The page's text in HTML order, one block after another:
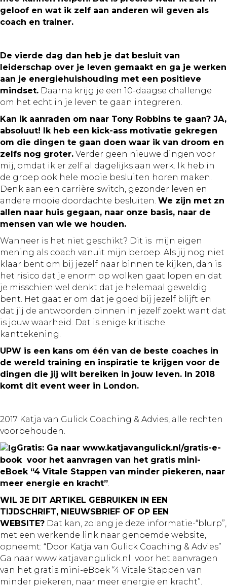
geloof en wat ik zelf aan anderen wil geven als
coach en trainer.
De vierde dag dan heb je dat besluit van
leiderschap over je leven gemaakt en ga je werken
aan je energiehuishouding met een positieve
mindset. Daarna krijg je een 10-daagse challenge
om het echt in je leven te gaan integreren.
Kan ik aanraden om naar Tony Robbins te gaan? JA,
absoluut! Ik heb een kick-ass motivatie gekregen
om die dingen te gaan doen waar ik van droom en
zelfs nog groter. Verder geen nieuwe dingen voor
mij, omdat ik er zelf al dagelijks aan werk. Ik heb in
de groep ook hele mooie besluiten horen maken.
Denk aan een carrière switch, gezonder leven en
andere mooie doordachte besluiten. We zijn met zn
allen naar huis gegaan, naar onze basis, naar de
mensen van wie we houden.
Wanneer is het niet geschikt? Dit is mijn eigen
mening als coach vanuit mijn beroep. Als jij nog niet
klaar bent om bij jezelf naar binnen te kijken, dan is
het risico dat je enorm op wolken gaat lopen en dat
je misschien wel denkt dat je helemaal geweldig
bent. Het gaat er om dat je goed bij jezelf blijft en
dat jij de antwoorden binnen in jezelf zoekt want dat
is jouw waarheid. Dat is enige kritische
kanttekening.
UPW is een kans om één van de beste coaches in
de wereld training en inspiratie te krijgen voor de
dingen die jij wilt bereiken in jouw leven. In 2018
komt dit event weer in London.
2017 Katja van Gulick Coaching & Advies, alle rechten
voorbehouden.
Gratis: Ga naar www.katjavangulick.nl/gratis-e-
book voor het aanvragen van het gratis mini-
eBoek “4 Vitale Stappen van minder piekeren, naar
meer energie en kracht”.
WIL JE DIT ARTIKEL GEBRUIKEN IN EEN
TIJDSCHRIFT, NIEUWSBRIEF OF OP EEN
WEBSITE? Dat kan, zolang je deze informatie-“blurp”,
met een werkende link naar genoemde website,
opneemt: “Door Katja van Gulick Coaching & Advies”
Ga naar www.katjavangulick.nl voor het aanvragen
van het gratis mini-eBoek “4 Vitale Stappen van
minder piekeren, naar meer energie en kracht”.